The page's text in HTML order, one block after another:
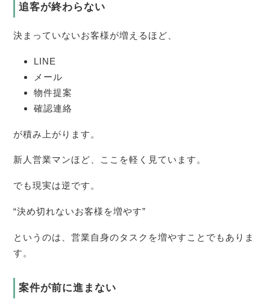
追客が終わらない
決まっていないお客様が増えるほど、
LINE
メール
物件提案
確認連絡
が積み上がります。
新人営業マンほど、ここを軽く見ています。
でも現実は逆です。
“決め切れないお客様を増やす”
というのは、営業自身のタスクを増やすことでもありま
す。
案件が前に進まない